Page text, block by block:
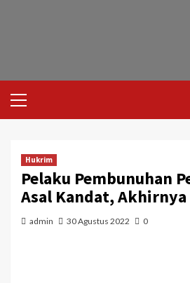
Hukrim
Pelaku Pembunuhan
Asal Kandat,
admin 30 Agustus 2022 0